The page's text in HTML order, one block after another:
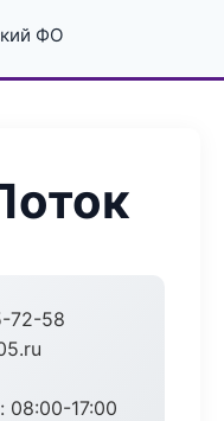
ФО
72-58
08:00-17:00